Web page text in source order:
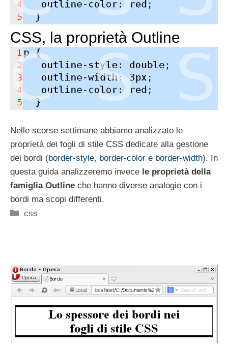
CSS, la proprietà Outline
Nelle scorse settimane abbiamo analizzato le
proprietà dei fogli di stile CSS dedicate alla gestione
dei bordi (border-style, border-color e border-width). In
questa guida analizzeremo invece le proprietà della
famiglia Outline che hanno diverse analogie con i
bordi ma scopi differenti.
Categorie
css